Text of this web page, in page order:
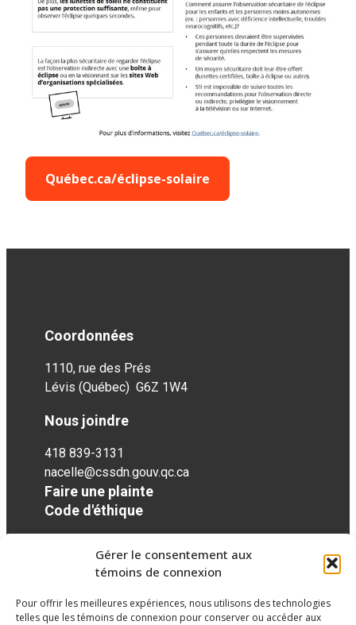
Gérer le consentement aux
témoins de connexion
Pour offrir les meilleures expériences, nous utilisons des technologies
telles que les témoins de connexion pour conserver ou accéder aux
Québec.ca/éclipse-solaire
Coordonnées
1110, rue des Prés
Lévis (Québec) G6Z 1W4
Nous joindre
418 839-3131
nacelle@cssdn.gouv.qc.ca
Faire une plainte
Code d'éthique
Réseaux sociaux
facebook